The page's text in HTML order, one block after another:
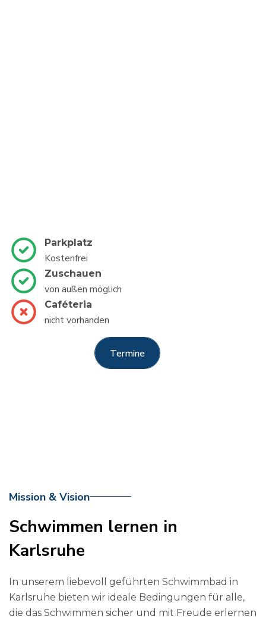
Parkplatz
Kostenfrei
Zuschauen
von außen möglich
Caféteria
nicht vorhanden
Termine
Termine
Mission & Vision
Schwimmen lernen in
Karlsruhe
In unserem liebevoll geführten Schwimmbad in
Karlsruhe bieten wir ideale Bedingungen für alle,
die das Schwimmen sicher und mit Freude erlernen